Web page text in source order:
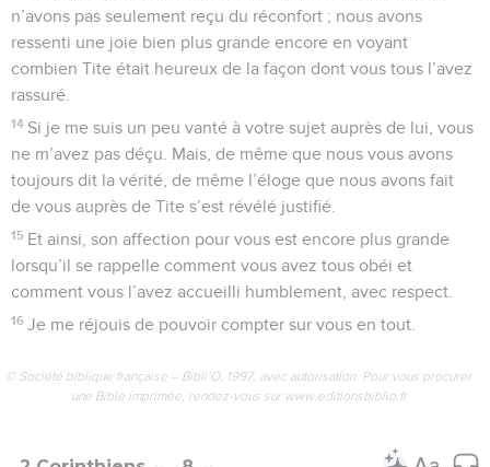
n’avons pas seulement reçu du réconfort ; nous avons
ressenti une joie bien plus grande encore en voyant
combien Tite était heureux de la façon dont vous tous l’avez
rassuré.
14 Si je me suis un peu vanté à votre sujet auprès de lui, vous
ne m’avez pas déçu. Mais, de même que nous vous avons
toujours dit la vérité, de même l’éloge que nous avons fait
de vous auprès de Tite s’est révélé justifié.
15 Et ainsi, son affection pour vous est encore plus grande
lorsqu’il se rappelle comment vous avez tous obéi et
comment vous l’avez accueilli humblement, avec respect.
16 Je me réjouis de pouvoir compter sur vous en tout.
© Société biblique française – Bibli’O, 1997, avec autorisation. Pour vous procurer
une Bible imprimée, rendez-vous sur www.editionsbiblio.fr